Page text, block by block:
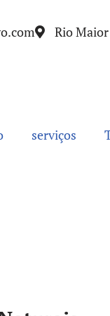
Rio Maior
serviços